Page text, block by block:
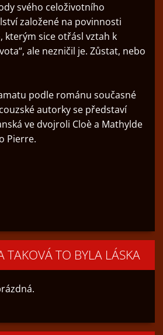
svého celoživotního
založené na povinnosti
kterým sice otřásl vztah k
ale nezničil je. Zůstat, nebo
podle románu současné
autorky se představí
ve dvojroli Cloè a Mathylde
Pierre.
TAKOVÁ TO BYLA LÁSKA